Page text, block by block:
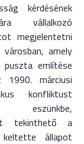
kérdésének
vállalkozó
megjelentetni
városban, amely
puszta említése
márciusi
konfliktust
eszünkbe,
tekinthető a
állapot